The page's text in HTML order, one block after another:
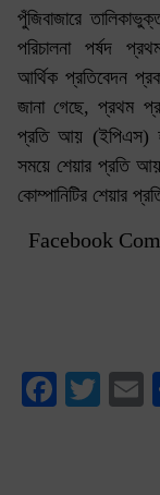
পুঁজিবাজারে
পরিচালনা পর্ষদ
আর্থিক প্রতিবেদন
জানা গেছে, প্রথম
প্রতি আয় (ইপিএস)
সময়ে শেয়ার প্রতি
কোম্পানিটির শেয়ার
Facebook